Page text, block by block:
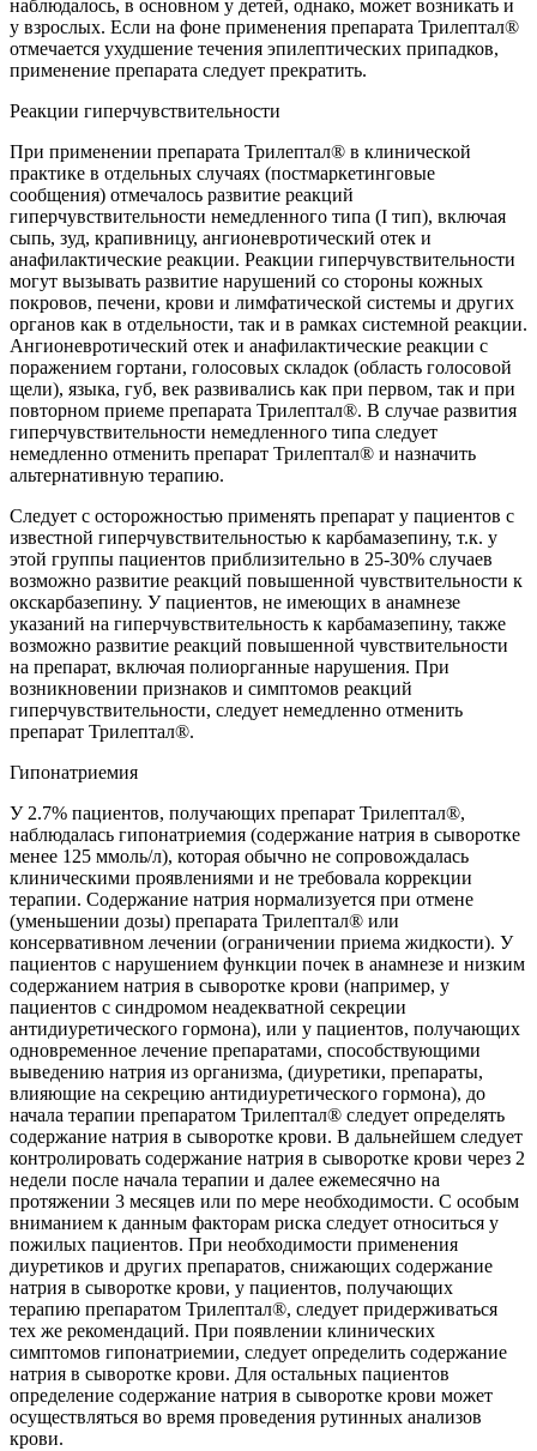
наблюдалось, в основном у детей, однако, может возникать и
у взрослых. Если на фоне применения препарата Трилептал®
отмечается ухудшение течения эпилептических припадков,
применение препарата следует прекратить.
Реакции гиперчувствительности
При применении препарата Трилептал® в клинической
практике в отдельных случаях (постмаркетинговые
сообщения) отмечалось развитие реакций
гиперчувствительности немедленного типа (I тип), включая
сыпь, зуд, крапивницу, ангионевротический отек и
анафилактические реакции. Реакции гиперчувствительности
могут вызывать развитие нарушений со стороны кожных
покровов, печени, крови и лимфатической системы и других
органов как в отдельности, так и в рамках системной реакции.
Ангионевротический отек и анафилактические реакции с
поражением гортани, голосовых складок (область голосовой
щели), языка, губ, век развивались как при первом, так и при
повторном приеме препарата Трилептал®. В случае развития
гиперчувствительности немедленного типа следует
немедленно отменить препарат Трилептал® и назначить
альтернативную терапию.
Следует с осторожностью применять препарат у пациентов с
известной гиперчувствительностью к карбамазепину, т.к. у
этой группы пациентов приблизительно в 25-30% случаев
возможно развитие реакций повышенной чувствительности к
окскарбазепину. У пациентов, не имеющих в анамнезе
указаний на гиперчувствительность к карбамазепину, также
возможно развитие реакций повышенной чувствительности
на препарат, включая полиорганные нарушения. При
возникновении признаков и симптомов реакций
гиперчувствительности, следует немедленно отменить
препарат Трилептал®.
Гипонатриемия
У 2.7% пациентов, получающих препарат Трилептал®,
наблюдалась гипонатриемия (содержание натрия в сыворотке
менее 125 ммоль/л), которая обычно не сопровождалась
клиническими проявлениями и не требовала коррекции
терапии. Содержание натрия нормализуется при отмене
(уменьшении дозы) препарата Трилептал® или
консервативном лечении (ограничении приема жидкости). У
пациентов с нарушением функции почек в анамнезе и низким
содержанием натрия в сыворотке крови (например, у
пациентов с синдромом неадекватной секреции
антидиуретического гормона), или у пациентов, получающих
одновременное лечение препаратами, способствующими
выведению натрия из организма, (диуретики, препараты,
влияющие на секрецию антидиуретического гормона), до
начала терапии препаратом Трилептал® следует определять
содержание натрия в сыворотке крови. В дальнейшем следует
контролировать содержание натрия в сыворотке крови через 2
недели после начала терапии и далее ежемесячно на
протяжении 3 месяцев или по мере необходимости. С особым
вниманием к данным факторам риска следует относиться у
пожилых пациентов. При необходимости применения
диуретиков и других препаратов, снижающих содержание
натрия в сыворотке крови, у пациентов, получающих
терапию препаратом Трилептал®, следует придерживаться
тех же рекомендаций. При появлении клинических
симптомов гипонатриемии, следует определить содержание
натрия в сыворотке крови. Для остальных пациентов
определение содержание натрия в сыворотке крови может
осуществляться во время проведения рутинных анализов
крови.